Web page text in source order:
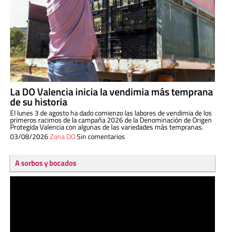
La DO Valencia inicia la vendimia más temprana
de su historia
El lunes 3 de agosto ha dado comienzo las labores de vendimia de los
primeros racimos de la campaña 2026 de la Denominación de Origen
Protegida Valencia con algunas de las variedades más tempranas.
03/08/2026Zona DOSin comentarios
A sorbos y bocados